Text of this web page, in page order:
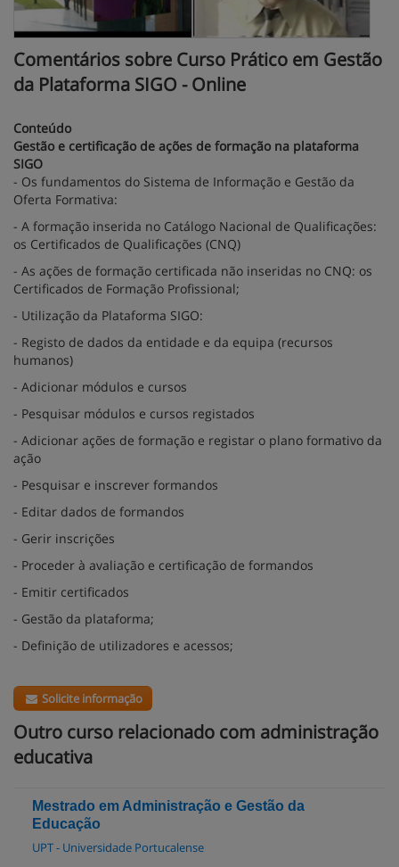
Comentários sobre Curso Prático em Gestão
da Plataforma SIGO - Online
Conteúdo
Gestão e certificação de ações de formação na plataforma
SIGO
- Os fundamentos do Sistema de Informação e Gestão da
Oferta Formativa:
- A formação inserida no Catálogo Nacional de Qualificações:
os Certificados de Qualificações (CNQ)
- As ações de formação certificada não inseridas no CNQ: os
Certificados de Formação Profissional;
- Utilização da Plataforma SIGO:
- Registo de dados da entidade e da equipa (recursos
humanos)
- Adicionar módulos e cursos
- Pesquisar módulos e cursos registados
- Adicionar ações de formação e registar o plano formativo da
ação
- Pesquisar e inscrever formandos
- Editar dados de formandos
- Gerir inscrições
- Proceder à avaliação e certificação de formandos
- Emitir certificados
- Gestão da plataforma;
- Definição de utilizadores e acessos;
Solicite informação
Outro curso relacionado com administração
educativa
Mestrado em Administração e Gestão da
Educação
UPT - Universidade Portucalense